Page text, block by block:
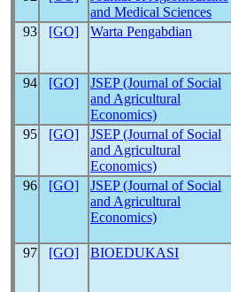
and Medical Sciences
93
[GO] Warta Pengabdian
94
[GO]
JSEP (Journal of Social
and Agricultural
Economics)
95
[GO]
JSEP (Journal of Social
and Agricultural
Economics)
96
[GO]
JSEP (Journal of Social
and Agricultural
Economics)
97
[GO] BIOEDUKASI